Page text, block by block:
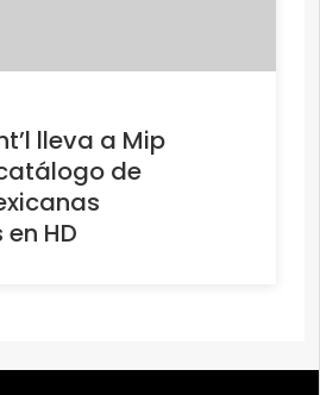
lleva a Mip
de
HD